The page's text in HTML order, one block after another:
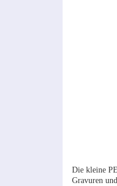
Die kleine
Gravuren